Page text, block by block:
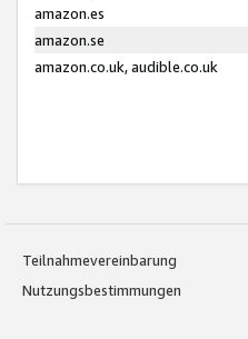
amazon.es
amazon.se
amazon.co.uk, audible.co.uk
Teilnahmevereinbarung
Nutzungsbestimmungen